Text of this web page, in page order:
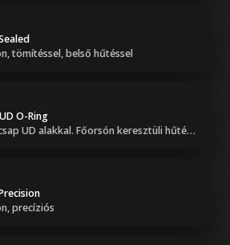
tömítéssel, belső hűtéssel
O-Ring
- Behúzócsap UD alakkal. Főorsón keresztüli hűtéssel, O-gyűrűvel (tömített).
precíziós